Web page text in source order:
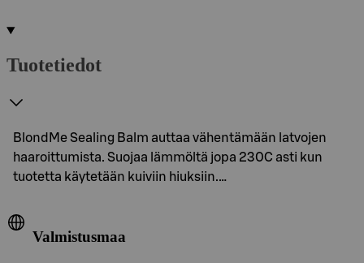
Tuotetiedot
BlondMe Sealing Balm auttaa vähentämään latvojen
haaroittumista. Suojaa lämmöltä jopa 230C asti kun
tuotetta käytetään kuiviin hiuksiin.…
Valmistusmaa